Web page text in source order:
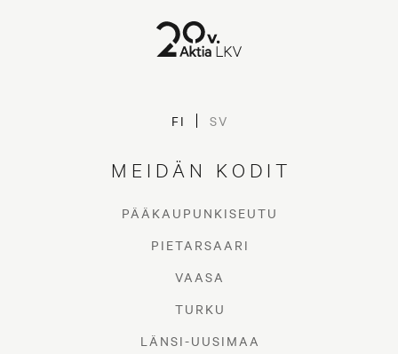
FI SV
MEIDÄN KODIT
PÄÄKAUPUNKISEUTU
PIETARSAARI
VAASA
TURKU
LÄNSI-UUSIMAA